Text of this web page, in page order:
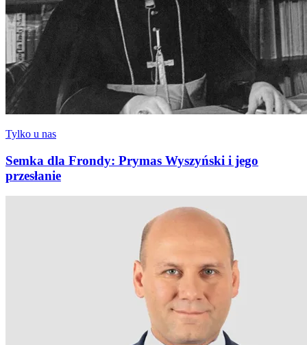
Tylko u nas
Semka dla Frondy: Prymas Wyszyński i jego
przesłanie